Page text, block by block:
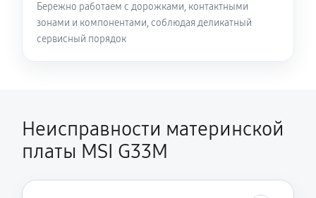
Бережно работаем с дорожками, контактными
зонами и компонентами, соблюдая деликатный
сервисный порядок
Неисправности материнской
платы MSI G33M